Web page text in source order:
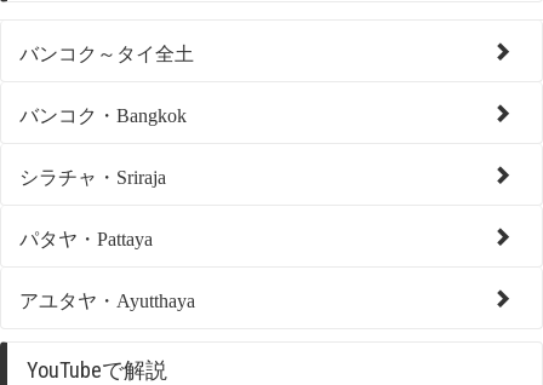
バンコク～タイ全土
バンコク・Bangkok
シラチャ・Sriraja
パタヤ・Pattaya
アユタヤ・Ayutthaya
YouTubeで解説